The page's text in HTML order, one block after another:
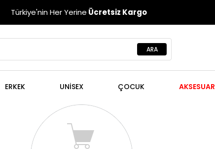
Türkiye'nin Her Yerine Ücretsiz Kargo
ERKEK UNISEX ÇOCUK AKSESUAR